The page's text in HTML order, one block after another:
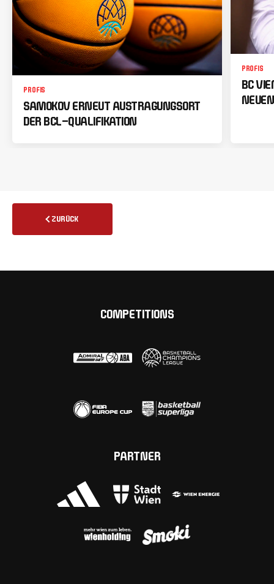
PROFIS
SAMOKOV ERNEUT AUSTRAGUNGSORT
DER BCL-QUALIFIKATION
PROFIS
BC
ZURÜCK
COMPETITIONS
PARTNER